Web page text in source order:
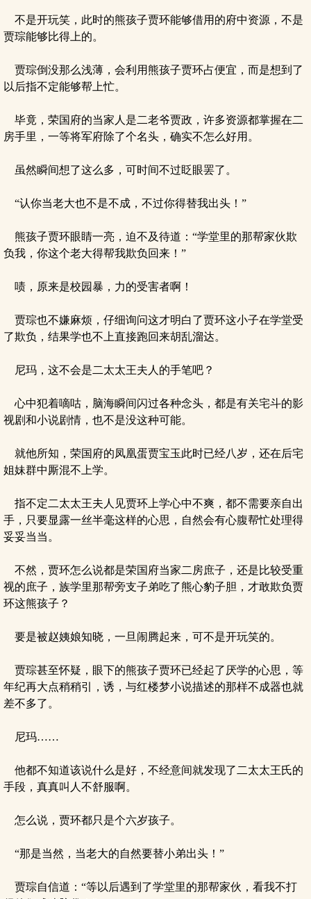
不是开玩笑，此时的熊孩子贾环能够借用的府中资源，不是
贾琮能够比得上的。
贾琮倒没那么浅薄，会利用熊孩子贾环占便宜，而是想到了
以后指不定能够帮上忙。
毕竟，荣国府的当家人是二老爷贾政，许多资源都掌握在二
房手里，一等将军府除了个名头，确实不怎么好用。
虽然瞬间想了这么多，可时间不过眨眼罢了。
“认你当老大也不是不成，不过你得替我出头！”
熊孩子贾环眼睛一亮，迫不及待道：“学堂里的那帮家伙欺
负我，你这个老大得帮我欺负回来！”
啧，原来是校园暴，力的受害者啊！
贾琮也不嫌麻烦，仔细询问这才明白了贾环这小子在学堂受
了欺负，结果学也不上直接跑回来胡乱溜达。
尼玛，这不会是二太太王夫人的手笔吧？
心中犯着嘀咕，脑海瞬间闪过各种念头，都是有关宅斗的影
视剧和小说剧情，也不是没这种可能。
就他所知，荣国府的凤凰蛋贾宝玉此时已经八岁，还在后宅
姐妹群中厮混不上学。
指不定二太太王夫人见贾环上学心中不爽，都不需要亲自出
手，只要显露一丝半毫这样的心思，自然会有心腹帮忙处理得
妥妥当当。
不然，贾环怎么说都是荣国府当家二房庶子，还是比较受重
视的庶子，族学里那帮旁支子弟吃了熊心豹子胆，才敢欺负贾
环这熊孩子？
要是被赵姨娘知晓，一旦闹腾起来，可不是开玩笑的。
贾琮甚至怀疑，眼下的熊孩子贾环已经起了厌学的心思，等
年纪再大点稍稍引，诱，与红楼梦小说描述的那样不成器也就
差不多了。
尼玛……
他都不知道该说什么是好，不经意间就发现了二太太王氏的
手段，真真叫人不舒服啊。
怎么说，贾环都只是个六岁孩子。
“那是当然，当老大的自然要替小弟出头！”
贾琮自信道：“等以后遇到了学堂里的那帮家伙，看我不打